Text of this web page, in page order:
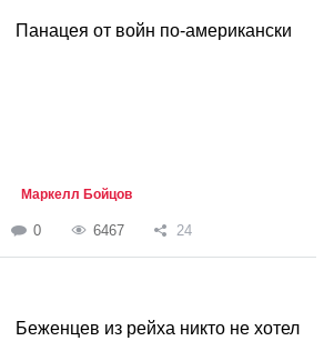
Панацея от войн по-американски
Маркелл Бойцов
0 6467 24
Беженцев из рейха никто не хотел